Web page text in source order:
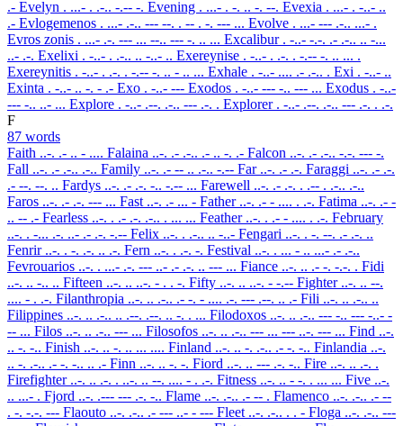
.- Evelyn . ...- . .-.. -.-- -. Evening . ...- . -. .. -. --. Evexia . ...- . -..- ..
.- Evlogemenos . ...- .-.. --- --. . -- . -. --- ... Evolve . ...- --- .-.. ...- .
Evros zonis . ...- .-. --- ... --.. --- -. .. ... Excalibur . -..- -.-. .- .-.. .. -...
..- .-. Exelixi . -..- . .-.. .. -..- .. Exereynise . -..- . .-. . -.-- -. .. ... .
Exereynitis . -..- . .-. . -.-- -. .. - .. ... Exhale . -..- .... .- .-.. . Exi . -..- ..
Exinta . -..- .. -. - .- Exo . -..- --- Exodos . -..- --- -.. --- ... Exodus . -..-
--- -.. ..- ... Explore . -..- .--. .-.. --- .-. . Explorer . -..- .--. .-.. --- .-. . .-.
F
87 words
Faith ..-. .- .. - .... Falaina ..-. .- .-.. .- .. -. .- Falcon ..-. .- .-.. -.-. --- -.
Fall ..-. .- .-.. .-.. Family ..-. .- -- .. .-.. -.-- Far ..-. .- .-. Faraggi ..-. .- .-.
.- --. --. .. Fardys ..-. .- .-. -.. -.-- ... Farewell ..-. .- .-. . .-- . .-.. .-..
Faros ..-. .- .-. --- ... Fast ..-. .- ... - Father ..-. .- - .... . .-. Fatima ..-. .- -
.. -- .- Fearless ..-. . .- .-. .-.. . ... ... Feather ..-. . .- - .... . .-. February
..-. . -... .-. ..- .- .-. -.-- Felix ..-. . .-.. .. -..- Fengari ..-. . -. --. .- .-. ..
Fenrir ..-. . -. .-. .. .-. Fern ..-. . .-. -. Festival ..-. . ... - .. ...- .- .-..
Fevrouarios ..-. . ...- .-. --- ..- .- .-. .. --- ... Fiance ..-. .. .- -. -.-. . Fidi
..-. .. -.. .. Fifteen ..-. .. ..-. - . . -. Fifty ..-. .. ..-. - -.-- Fighter ..-. .. --.
.... - . .-. Filanthropia ..-. .. .-.. .- -. - .... .-. --- .--. .. .- Fili ..-. .. .-.. ..
Filippines ..-. .. .-.. .. .--. .--. .. -. . ... Filodoxos ..-. .. .-.. --- -.. --- -..- -
-- ... Filos ..-. .. .-.. --- ... Filosofos ..-. .. .-.. --- ... --- ..-. --- ... Find ..-.
.. -. -.. Finish ..-. .. -. .. ... .... Finland ..-. .. -. .-.. .- -. -.. Finlandia ..-.
.. -. .-.. .- -. -.. .. .- Finn ..-. .. -. -. Fiord ..-. .. --- .-. -.. Fire ..-. .. .-. .
Firefighter ..-. .. .-. . ..-. .. --. .... - . .-. Fitness ..-. .. - -. . ... ... Five ..-.
.. ...- . Fjord ..-. .--- --- .-. -.. Flame ..-. .-.. .- -- . Flamenco ..-. .-.. .- --
. -. -.-. --- Flaouto ..-. .-.. .- --- ..- - --- Fleet ..-. .-.. . . - Floga ..-. .-.. ---